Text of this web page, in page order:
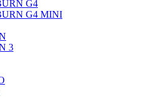
G4
G4 MINI
3